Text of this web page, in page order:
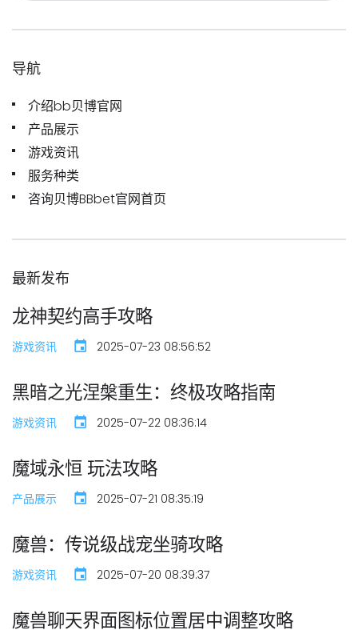
导航
介绍bb贝博官网
产品展示
游戏资讯
服务种类
咨询贝博BBbet官网首页
最新发布
龙神契约高手攻略
游戏资讯 2025-07-23 08:56:52
黑暗之光涅槃重生：终极攻略指南
游戏资讯 2025-07-22 08:36:14
魔域永恒 玩法攻略
产品展示 2025-07-21 08:35:19
魔兽：传说级战宠坐骑攻略
游戏资讯 2025-07-20 08:39:37
魔兽聊天界面图标位置居中调整攻略